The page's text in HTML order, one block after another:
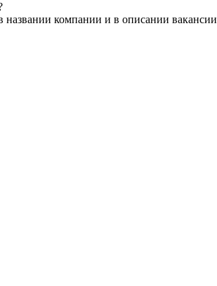
названии компании и в описании вакансии